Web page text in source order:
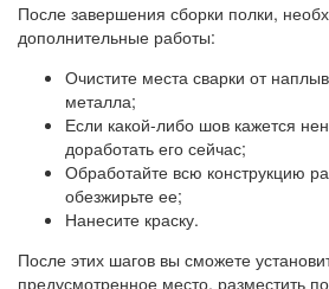
После завершения сборки полки,
дополнительные работы:
Очистите места сварки от
металла;
Если какой-либо шов кажется
доработать его сейчас;
Обработайте всю конструкцию
обезжирьте ее;
Нанесите краску.
После этих шагов вы сможете
предусмотренное место, разместить